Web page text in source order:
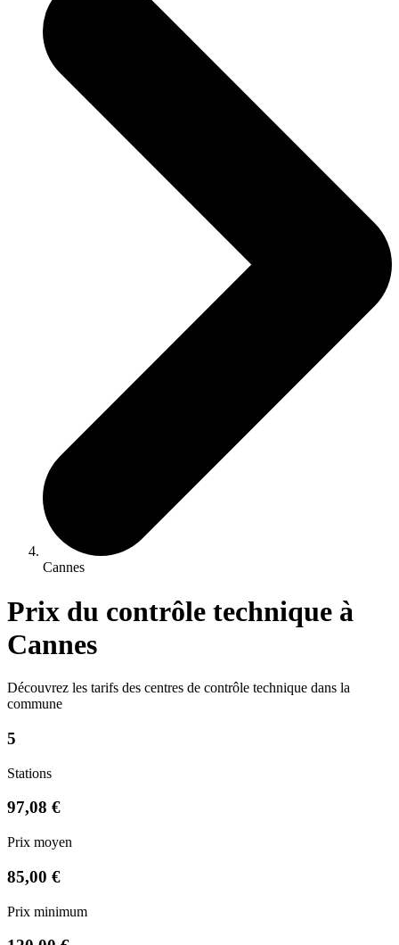
Cannes
Prix du contrôle technique à
Cannes
Découvrez les tarifs des centres de contrôle technique dans la
commune
5
Stations
97,08 €
Prix moyen
85,00 €
Prix minimum